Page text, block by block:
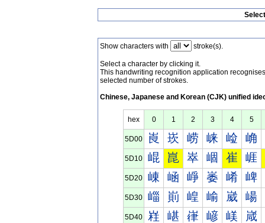
Show characters with stroke(s).
Select a character by clicking it.
This handwriting recognition application
selected number of strokes.
Chinese, Japanese and Korean (CJK) unified
hex 0 1 2 3 4 5
5D00 崀 崁 崂 崃 崄 崅
5D10 崐 崑 崒 崓 崔 崕
5D20 崠 崡 崢 崣 崤 崥
5D30 崰 崱 崲 崳 崴 崵
5D40 嵀 嵁 嵂 嵃 嵄 嵅